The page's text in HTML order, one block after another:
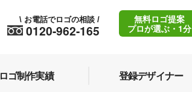
0120-962-165
\ お電話でロゴの相談 /
無料ロゴ提案
プロが選ぶ・1分
ロゴ制作実績 登録デザイナー